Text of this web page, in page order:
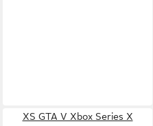
XS GTA V Xbox Series X